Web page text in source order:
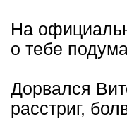
На
о тебе
Дорвался
расстриг,